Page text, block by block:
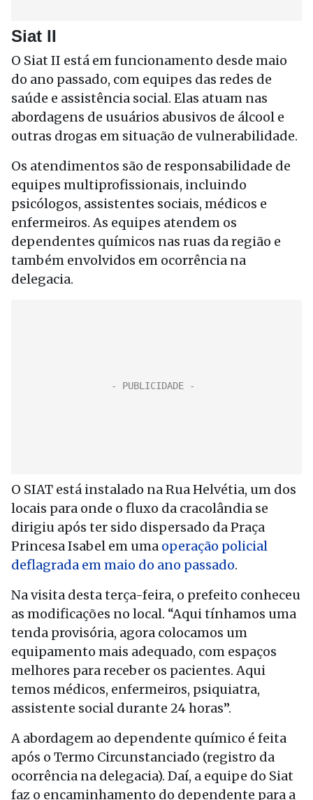
Siat II
O Siat II está em funcionamento desde maio
do ano passado, com equipes das redes de
saúde e assistência social. Elas atuam nas
abordagens de usuários abusivos de álcool e
outras drogas em situação de vulnerabilidade.
Os atendimentos são de responsabilidade de
equipes multiprofissionais, incluindo
psicólogos, assistentes sociais, médicos e
enfermeiros. As equipes atendem os
dependentes químicos nas ruas da região e
também envolvidos em ocorrência na
delegacia.
O SIAT está instalado na Rua Helvétia, um dos
locais para onde o fluxo da cracolândia se
dirigiu após ter sido dispersado da Praça
Princesa Isabel em uma operação policial
deflagrada em maio do ano passado.
Na visita desta terça-feira, o prefeito conheceu
as modificações no local. “Aqui tínhamos uma
tenda provisória, agora colocamos um
equipamento mais adequado, com espaços
melhores para receber os pacientes. Aqui
temos médicos, enfermeiros, psiquiatra,
assistente social durante 24 horas”.
A abordagem ao dependente químico é feita
após o Termo Circunstanciado (registro da
ocorrência na delegacia). Daí, a equipe do Siat
faz o encaminhamento do dependente para a